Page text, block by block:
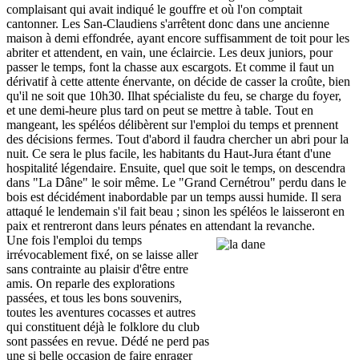
complaisant qui avait indiqué le gouffre et où l'on comptait
cantonner. Les San-Claudiens s'arrêtent donc dans une ancienne
maison à demi effondrée, ayant encore suffisamment de toit pour les
abriter et attendent, en vain, une éclaircie. Les deux juniors, pour
passer le temps, font la chasse aux escargots. Et comme il faut un
dérivatif à cette attente énervante, on décide de casser la croûte, bien
qu'il ne soit que 10h30. Ilhat spécialiste du feu, se charge du foyer,
et une demi-heure plus tard on peut se mettre à table. Tout en
mangeant, les spéléos délibèrent sur l'emploi du temps et prennent
des décisions fermes. Tout d'abord il faudra chercher un abri pour la
nuit. Ce sera le plus facile, les habitants du Haut-Jura étant d'une
hospitalité légendaire. Ensuite, quel que soit le temps, on descendra
dans "La Dâne" le soir même. Le "Grand Cernétrou" perdu dans le
bois est décidément inabordable par un temps aussi humide. Il sera
attaqué le lendemain s'il fait beau ; sinon les spéléos le laisseront en
paix et rentreront dans leurs pénates en attendant la revanche.
Une fois l'emploi du temps
irrévocablement fixé, on se laisse aller
sans contrainte au plaisir d'être entre
amis. On reparle des explorations
passées, et tous les bons souvenirs,
toutes les aventures cocasses et autres
qui constituent déjà le folklore du club
sont passées en revue. Dédé ne perd pas
une si belle occasion de faire enrager